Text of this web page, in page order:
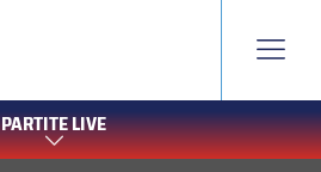
PARTITE LIVE